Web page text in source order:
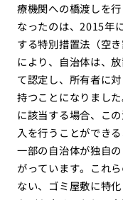
療機関への橋渡しを
なったのは、2015年
する特別措置法（空
により、自治体は、
て認定し、所有者に
持つことになりまし
に該当する場合、こ
入を行うことができ
一部の自治体が独自
がっています。これ
ない、ゴミ屋敷に特